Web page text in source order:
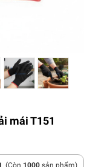
mái T151
(Còn 1000 sản phẩm)